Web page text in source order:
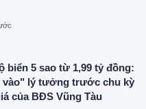
biển 5 sao từ 1,99 tỷ đồng:
vào" lý tưởng trước chu kỳ
của BĐS Vũng Tàu